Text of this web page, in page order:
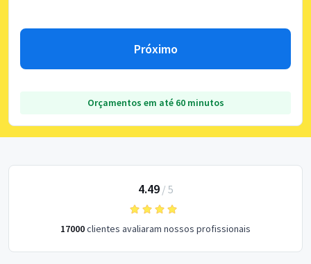
Próximo
Orçamentos em até 60 minutos
4.49/ 5
17000clientes avaliaram nossos profissionais